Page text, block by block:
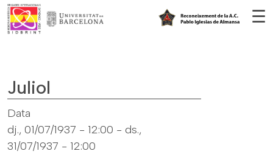
☰
Juliol
Data
dj., 01/07/1937 - 12:00 - ds.,
31/07/1937 - 12:00